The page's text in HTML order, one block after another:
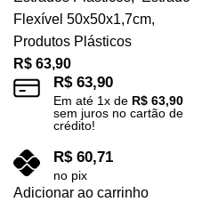
Flexível 50x50x1,7cm,
Produtos Plásticos
R$ 63,90
R$63,90
Em até 1x de R$ 63,90
sem juros no cartão de
crédito!
R$60,71
no pix
Adicionar ao carrinho